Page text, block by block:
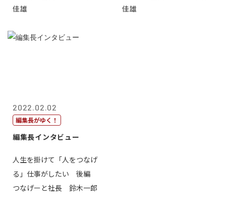
佳雄
佳雄
2022.02.02
編集長がゆく！
編集長インタビュー
人生を掛けて「人をつなげ
る」仕事がしたい 後編
つなげーと社長 鈴木一郎